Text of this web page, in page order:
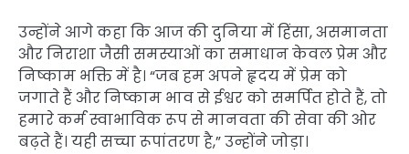
उन्होंने आगे कहा कि आज की दुनिया में हिंसा, असमानता
और निराशा जैसी समस्याओं का समाधान केवल प्रेम और
निष्काम भक्ति में है। “जब हम अपने हृदय में प्रेम को
जगाते हैं और निष्काम भाव से ईश्वर को समर्पित होते हैं, तो
हमारे कर्म स्वाभाविक रूप से मानवता की सेवा की ओर
बढ़ते हैं। यही सच्चा रूपांतरण है,” उन्होंने जोड़ा।